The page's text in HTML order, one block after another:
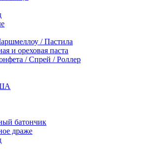
/ Пастила
и ореховая паста
/ Спрей / Роллер
батончик
драже